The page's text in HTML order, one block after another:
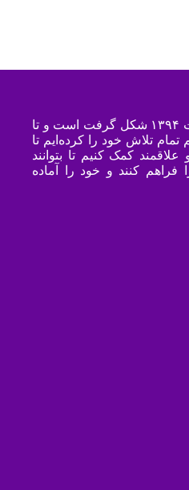
داستان پرهوم در اردیبهشت ۱۳۹۴ شکل گرفت است و تا
تمام تلاش خود را کرده‌ایم تا
علاقمند کمک کنیم تا بتوانند
فراهم کنند و خود را آماده